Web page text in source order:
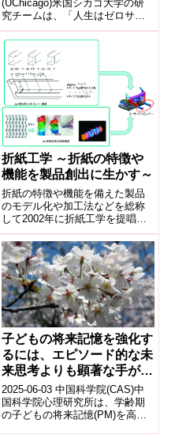
younger people)
(UChicago)米国シカゴ大学の研
究チームは、「人生はゼロサム
ではない」という高齢者の助言
が、若者の意思決定や幸福感に
実際的...
折紙工学 ～折紙の特徴や
機能を製品創出に生かす～
折紙の特徴や機能を備えた製品
のモデル化や加工法などを総称
して2002年に折紙工学を提唱し
た。以降、多くの研究者が研究
の推進及び研究コミュニティの
拡大を進めており、現在は折紙
工学の概念に基づいた研究の成
果を製品に生かす動きが大変活
発。
子どもの将来記憶を強化す
るには、エピソード的な未
来思考よりも顕著な手がか
りの方が効果的であること
が判明(Salient Cues
Found More Effective
Than Episodic Future
2025-06-03 中国科学院(CAS)中
国科学院心理研究所は、学齢期
の子どもの将来記憶(PM)を高め